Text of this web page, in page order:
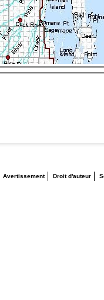
Avertissement Droit d'auteur